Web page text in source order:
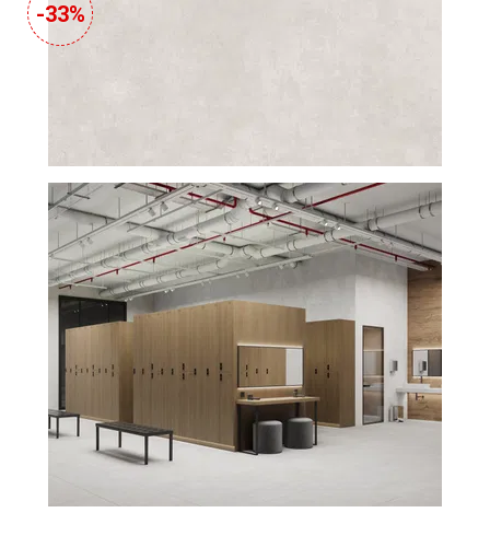
УЦЕНЁННАЯ
-33%